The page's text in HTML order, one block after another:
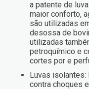
a patente de
maior conforto,
são utilizadas
desossa de
utilizadas
petroquímico e
cortes por e
Luvas isolantes:
contra choques